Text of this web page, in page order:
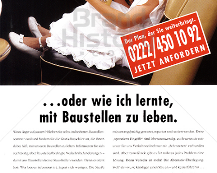
Stadt Wien STADT WIEN PID 1992